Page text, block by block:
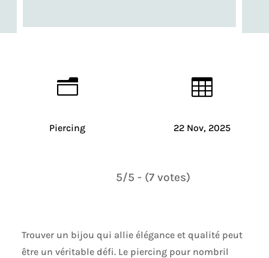
n
Piercing

22 Nov, 2025
5/5 - (7 votes)
Trouver un bijou qui allie élégance et qualité peut
être un véritable défi. Le piercing pour nombril